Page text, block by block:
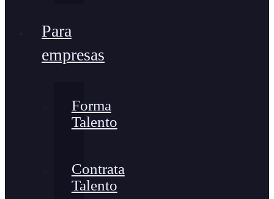
Para
empresas
Forma
Talento
Contrata
Talento